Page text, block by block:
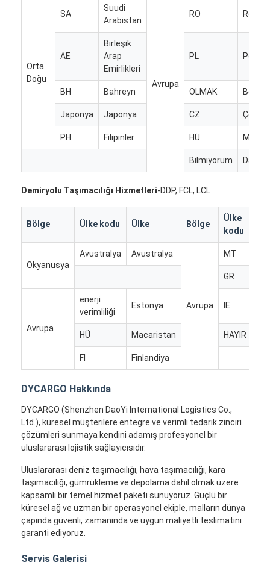
Hakkımızda
Kalite kontrol
Bize ulaşın
Şimdi konuşalım.
Uluslararası Taşımacılık
Deniz yükü
Çin'den DDP Nakliye
Demiryolu Taşımacılığı
Amazon'a Gönder
Kamyon Taşımacılığı
Depolama hizmeti
Orta
Doğu
SA
Suudi
Arabistan
Avrupa
RO
AE
Birleşik
Arap
Emirlikleri
PL
BH Bahreyn OLMAK
Japonya Japonya CZ Çek
PH Filipinler HÜ
Bilmiyorum
Demiryolu Taşımacılığı Hizmetleri-DDP, FCL, LCL
Bölge Ülke kodu Ülke Bölge
Ülke
kodu
Okyanusya
Avustralya Avustralya
Avrupa
MT
GR
Avrupa
enerji
verimliliği
Estonya IE
HÜ Macaristan HAYIR
FI Finlandiya
DYCARGO Hakkında
DYCARGO (Shenzhen DaoYi International Logistics Co.,
Ltd.), küresel müşterilere entegre ve verimli tedarik zinciri
çözümleri sunmaya kendini adamış profesyonel bir
uluslararası lojistik sağlayıcısıdır.
Uluslararası deniz taşımacılığı, hava taşımacılığı, kara
taşımacılığı, gümrükleme ve depolama dahil olmak üzere
kapsamlı bir temel hizmet paketi sunuyoruz. Güçlü bir
küresel ağ ve uzman bir operasyonel ekiple, malların dünya
çapında güvenli, zamanında ve uygun maliyetli teslimatını
garanti ediyoruz.
Servis Galerisi